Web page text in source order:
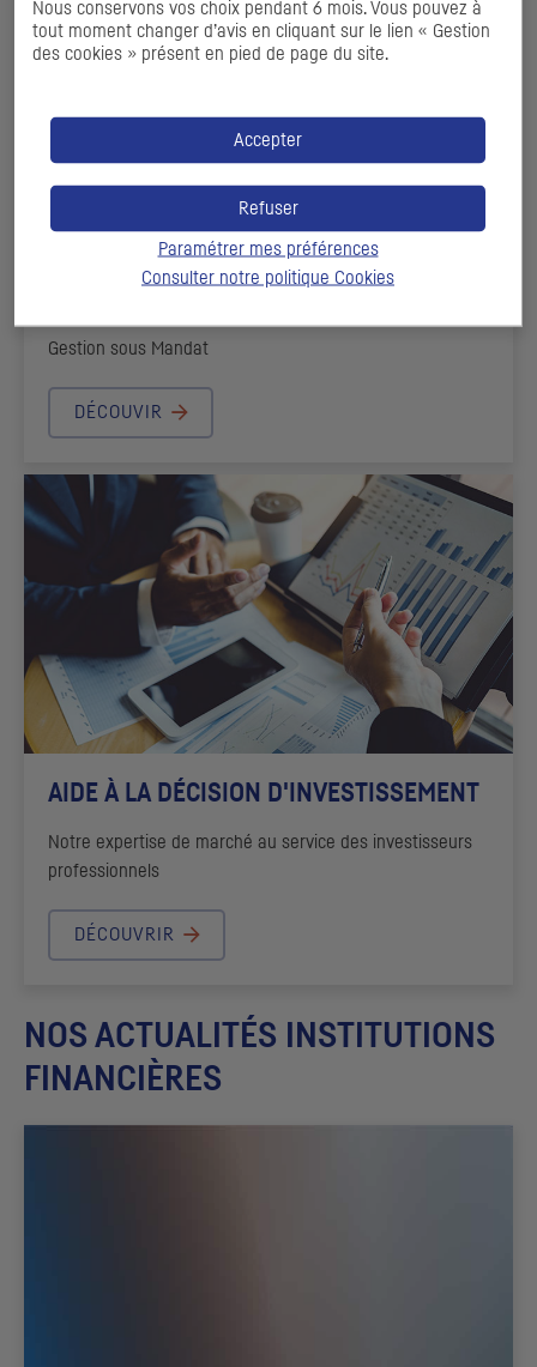
SOLUTIONS D'EXÉCUTION ET DE POST
MARCHÉ
Nos capacités d’exécution sur une large gamme
Gestion sous Mandat
DÉCOUVIR
AIDE À LA DÉCISION D'INVESTISSEMENT
Notre expertise de marché au service des investisseurs
professionnels
DÉCOUVRIR
NOS ACTUALITÉS INSTITUTIONS
FINANCIÈRES
Nous conservons vos choix pendant 6 mois. Vous pouvez à
tout moment changer d’avis en cliquant sur le lien « Gestion
des cookies » présent en pied de page du site.
Accepter
Refuser
Paramétrer mes préférences
Consulter notre politique Cookies